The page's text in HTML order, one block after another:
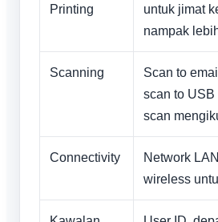
Printing
untuk jimat
nampak
Scanning
Scan to
scan to
scan
Connectivity
Network
wireless